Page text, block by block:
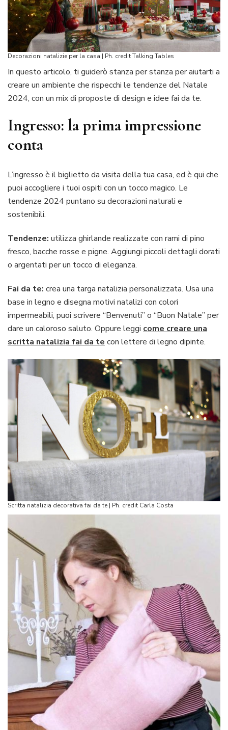
Decorazioni natalizie per la casa | Ph. credit Talking Tables
In questo articolo, ti guiderò stanza per stanza per aiutarti a
creare un ambiente che rispecchi le tendenze del Natale
2024, con un mix di proposte di design e idee fai da te.
Ingresso: la prima impressione
conta
L’ingresso è il biglietto da visita della tua casa, ed è qui che
puoi accogliere i tuoi ospiti con un tocco magico. Le
tendenze 2024 puntano su decorazioni naturali e
sostenibili.
Tendenze: utilizza ghirlande realizzate con rami di pino
fresco, bacche rosse e pigne. Aggiungi piccoli dettagli dorati
o argentati per un tocco di eleganza.
Fai da te: crea una targa natalizia personalizzata. Usa una
base in legno e disegna motivi natalizi con colori
impermeabili, puoi scrivere “Benvenuti” o “Buon Natale” per
dare un caloroso saluto. Oppure leggi come creare una
scritta natalizia fai da te con lettere di legno dipinte.
Scritta natalizia decorativa fai da te | Ph. credit Carla Costa